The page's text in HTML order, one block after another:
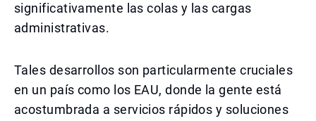
significativamente las colas y las cargas
administrativas.
Tales desarrollos son particularmente cruciales
en un país como los EAU, donde la gente está
acostumbrada a servicios rápidos y soluciones